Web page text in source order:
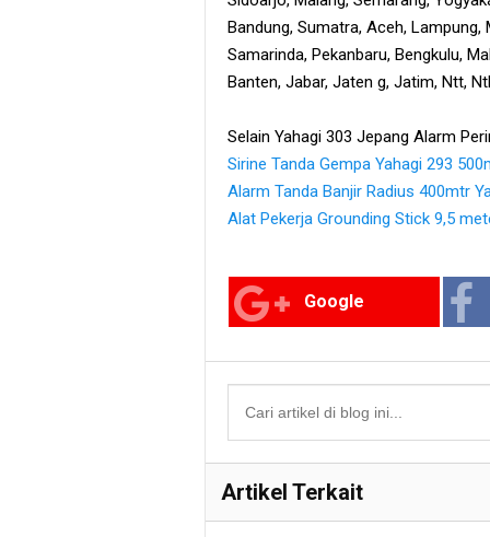
Bandung, Sumatra, Aceh, Lampung,
Samarinda, Pekanbaru, Bengkulu,
Banten, Jabar, Jaten g, Jatim, Ntt,
Selain Yahagi 303 Jepang Alarm
Sirine Tanda Gempa Yahagi 293
Alarm Tanda Banjir Radius 400mtr
Alat Pekerja Grounding Stick 9,5
Google
Artikel Terkait